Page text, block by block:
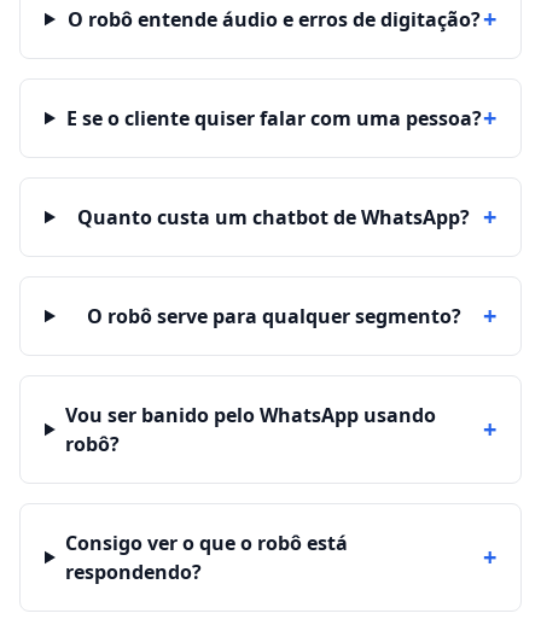
O robô entende áudio e erros de digitação?+
E se o cliente quiser falar com uma pessoa?+
Quanto custa um chatbot de WhatsApp? +
O robô serve para qualquer segmento? +
Vou ser banido pelo WhatsApp usando
robô?
+
Consigo ver o que o robô está
respondendo?
+